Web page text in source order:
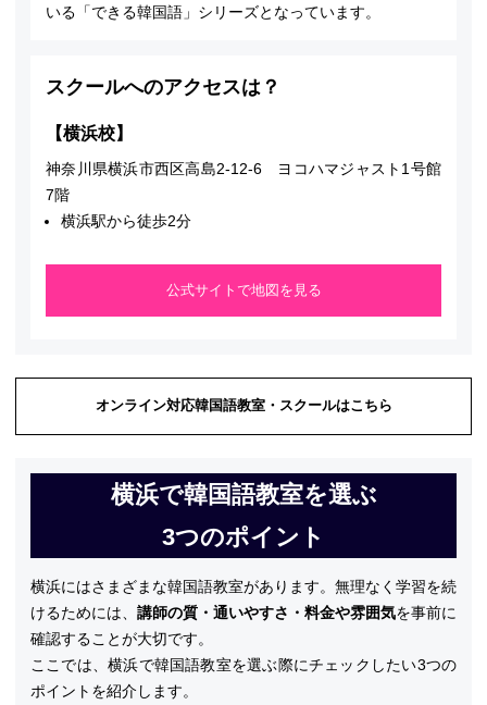
いる「できる韓国語」シリーズとなっています。
スクールへのアクセスは？
【横浜校】
神奈川県横浜市西区高島2-12-6 ヨコハマジャスト1号館
7階
横浜駅から徒歩2分
公式サイトで地図を見る
オンライン対応韓国語教室・スクールはこちら
横浜で韓国語教室を選ぶ
3つのポイント
横浜にはさまざまな韓国語教室があります。無理なく学習を続
けるためには、 講師の質・通いやすさ・料金や雰囲気を事前に
確認することが大切です。
ここでは、横浜で韓国語教室を選ぶ際にチェックしたい3つの
ポイントを紹介します。